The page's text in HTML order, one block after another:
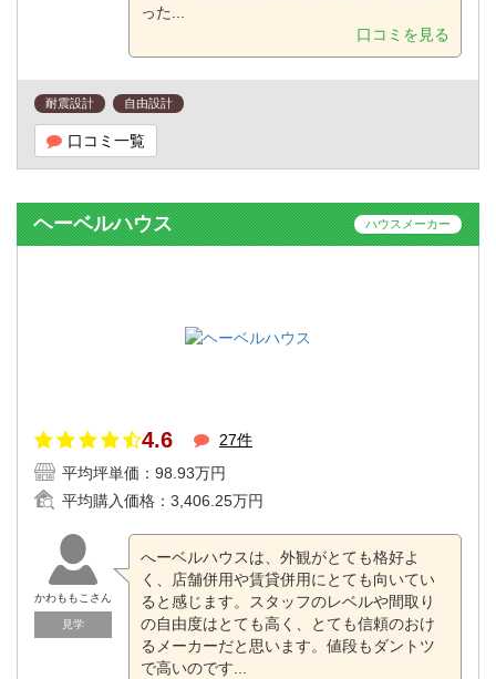
った...
口コミを見る
耐震設計 自由設計
口コミ一覧
ヘーベルハウス ハウスメーカー
4.6
27件
平均坪単価： 98.93万円
平均購入価格： 3,406.25万円
かわももこさん
見学
へーベルハウスは、外観がとても格好よ
く、店舗併用や賃貸併用にとても向いてい
ると感じます。スタッフのレベルや間取り
の自由度はとても高く、とても信頼のおけ
るメーカーだと思います。値段もダントツ
で高いのです...